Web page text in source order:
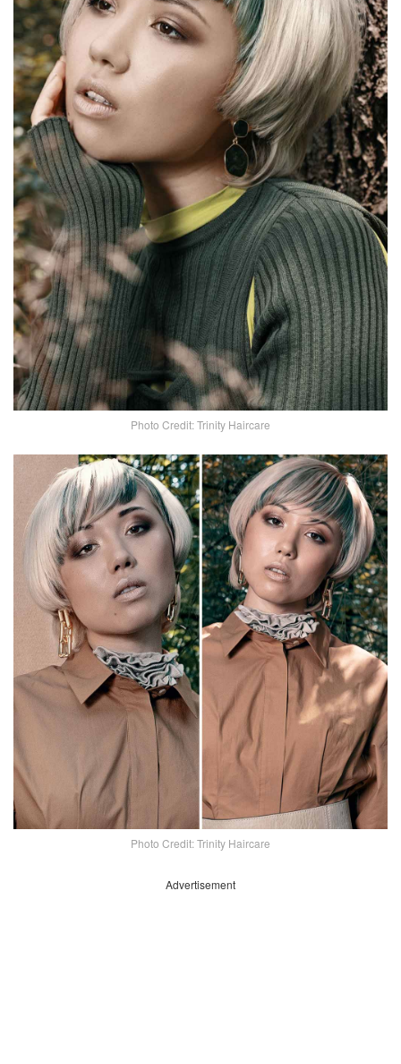
Photo Credit: Trinity Haircare
Photo Credit: Trinity Haircare
Advertisement